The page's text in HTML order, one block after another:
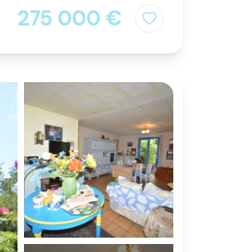
275 000 €